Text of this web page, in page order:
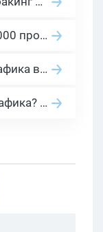
Сколько платит YouTube за 1000 просмотров в 2026: реальные цифры от 0.5 до 36 USD по ГЕО
Нейросети для арбитража трафика в 2026: инструменты, кейсы и AI-медиабайеры
За что платят в арбитраже трафика? 30 моделей оплаты в бурж и СНГ партнерках